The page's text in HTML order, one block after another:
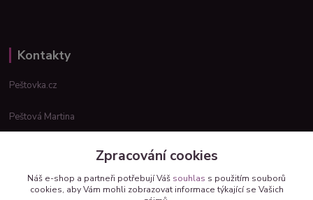
Kontakty
Peštovka.cz
Peštová Martina
Zpracování cookies
Náš e-shop a partneři potřebují Váš souhlas s použitím souborů
cookies, aby Vám mohli zobrazovat informace týkající se Vašich